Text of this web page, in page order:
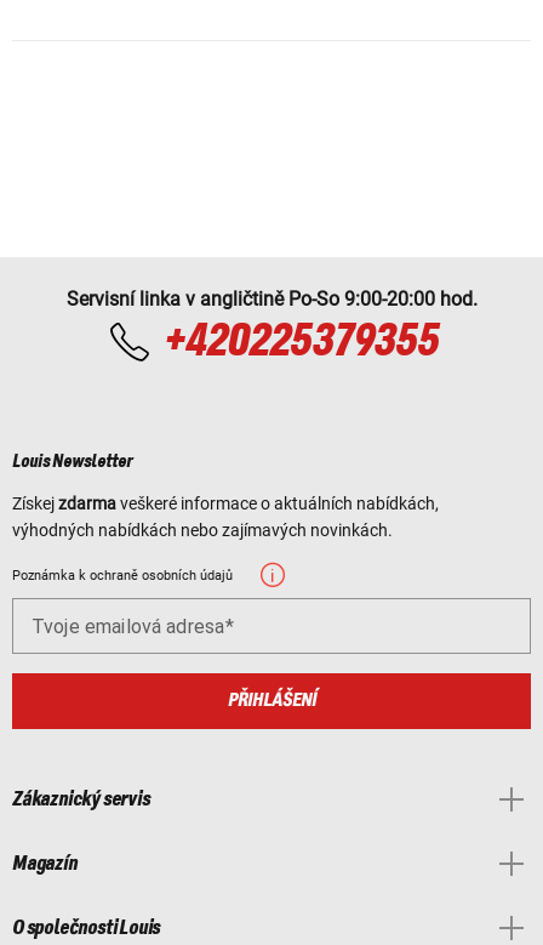
Servisní linka v angličtině Po-So 9:00-20:00 hod.
+420225379355
Louis Newsletter
Získejzdarmaveškeré informace o aktuálních nabídkách,
výhodných nabídkách nebo zajímavých novinkách.
Poznámka k ochraně osobních údajů
Tvoje emailová adresa
PŘIHLÁŠENÍ
Zákaznický servis
Magazín
O společnosti Louis